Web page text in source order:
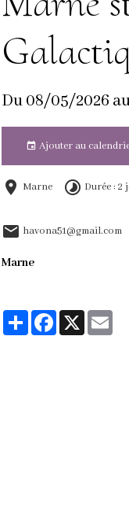
Du 08/05/2026
Ajouter au
Marne Durée : 2
havona51@gmail.com
Marne
PartagerFacebook
X